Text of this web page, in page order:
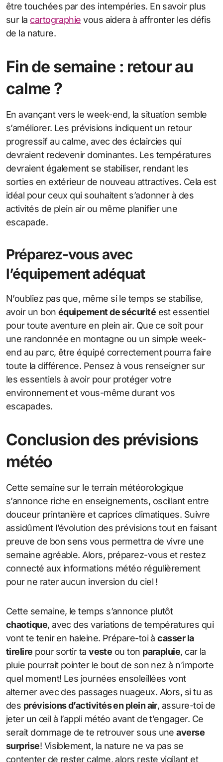
être touchées par des intempéries. En savoir plus
sur la cartographie vous aidera à affronter les défis
de la nature.
Fin de semaine : retour au
calme ?
En avançant vers le week-end, la situation semble
s’améliorer. Les prévisions indiquent un retour
progressif au calme, avec des éclaircies qui
devraient redevenir dominantes. Les températures
devraient également se stabiliser, rendant les
sorties en extérieur de nouveau attractives. Cela est
idéal pour ceux qui souhaitent s’adonner à des
activités de plein air ou même planifier une
escapade.
Préparez-vous avec
l’équipement adéquat
N’oubliez pas que, même si le temps se stabilise,
avoir un bon équipement de sécurité est essentiel
pour toute aventure en plein air. Que ce soit pour
une randonnée en montagne ou un simple week-
end au parc, être équipé correctement pourra faire
toute la différence. Pensez à vous renseigner sur
les essentiels à avoir pour protéger votre
environnement et vous-même durant vos
escapades.
Conclusion des prévisions
météo
Cette semaine sur le terrain météorologique
s’annonce riche en enseignements, oscillant entre
douceur printanière et caprices climatiques. Suivre
assidûment l’évolution des prévisions tout en faisant
preuve de bon sens vous permettra de vivre une
semaine agréable. Alors, préparez-vous et restez
connecté aux informations météo régulièrement
pour ne rater aucun inversion du ciel !
Cette semaine, le temps s’annonce plutôt
chaotique, avec des variations de températures qui
vont te tenir en haleine. Prépare-toi àcasser la
tirelire pour sortir taveste ou ton parapluie, car la
pluie pourrait pointer le bout de son nez à n’importe
quel moment! Les journées ensoleillées vont
alterner avec des passages nuageux. Alors, si tu as
des prévisions d’activités en plein air, assure-toi de
jeter un œil à l’appli météo avant de t’engager. Ce
serait dommage de te retrouver sous uneaverse
surprise! Visiblement, la nature ne va pas se
contenter de rester calme, alors reste vigilant et